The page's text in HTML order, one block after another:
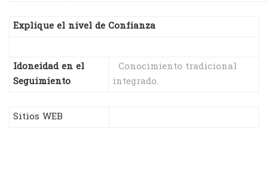
Explique el nivel de Confianza
Idoneidad en el
Seguimiento
Conocimiento tradicional
integrado.
Sitios WEB